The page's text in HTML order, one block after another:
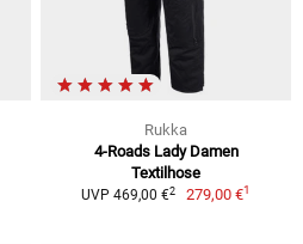
Rukka
4-Roads Lady Damen
Textilhose
UVP 469,00 €2 279,00 €1